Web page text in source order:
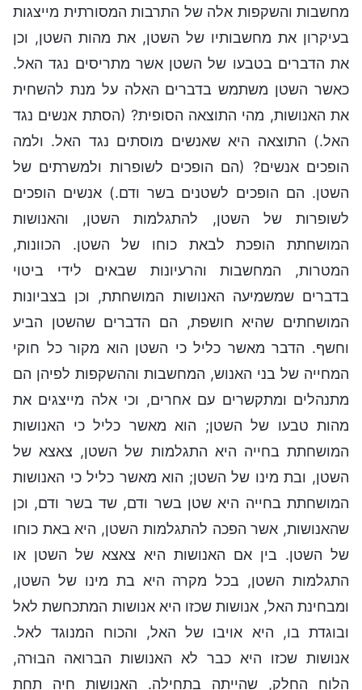
מחשבות והשקפות אלה של התרבות המסורתית מייצגות
בעיקרון את מחשבותיו של השטן, את מהות השטן, וכן
את הדברים בטבעו של השטן אשר מתריסים נגד האל.
כאשר השטן משתמש בדברים האלה על מנת להשחית
את האנושות, מהי התוצאה הסופית? (הסתת אנשים נגד
האל.) התוצאה היא שאנשים מוסתים נגד האל. ולמה
הופכים אנשים? (הם הופכים לשופרות ולמשרתים של
השטן. הם הופכים לשטנים בשר ודם.) אנשים הופכים
לשופרות של השטן, להתגלמות השטן, והאנושות
המושחתת הופכת לבאת כוחו של השטן. הכוונות,
המטרות, המחשבות והרעיונות שבאים לידי ביטוי
בדברים שמשמיעה האנושות המושחתת, וכן בצביונות
המושחתים שהיא חושפת, הם הדברים שהשטן הביע
וחשף. הדבר מאשר כליל כי השטן הוא מקור כל חוקי
המחייה של בני האנוש, המחשבות וההשקפות לפיהן הם
מתנהלים ומתקשרים עם אחרים, וכי אלה מייצגים את
מהות טבעו של השטן; הוא מאשר כליל כי האנושות
המושחתת בחייה היא התגלמות של השטן, צאצא של
השטן, ובת מינו של השטן; הוא מאשר כליל כי האנושות
המושחתת בחייה היא שטן בשר ודם, שד בשר ודם, וכן
שהאנושות, אשר הפכה להתגלמות השטן, היא באת כוחו
של השטן. בין אם האנושות היא צאצא של השטן או
התגלמות השטן, בכל מקרה היא בת מינו של השטן,
ומבחינת האל, אנושות שכזו היא אנושות המתכחשת לאל
ובוגדת בו, היא אויבו של האל, והכוח המנוגד לאל.
אנושות שכזו היא כבר לא האנושות הברואה הבוּרה,
הלוח החלק, שהייתה בתחילה. האנושות חיה תחת